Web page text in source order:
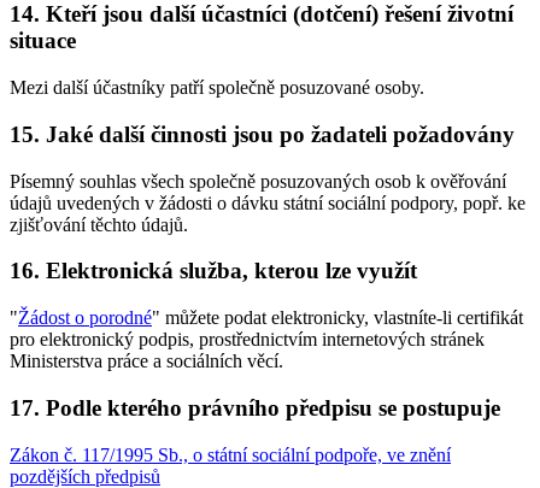
14. Kteří jsou další účastníci (dotčení) řešení životní
situace
Mezi další účastníky patří společně posuzované osoby.
15. Jaké další činnosti jsou po žadateli požadovány
Písemný souhlas všech společně posuzovaných osob k ověřování
údajů uvedených v žádosti o dávku státní sociální podpory, popř. ke
zjišťování těchto údajů.
16. Elektronická služba, kterou lze využít
"Žádost o porodné" můžete podat elektronicky, vlastníte-li certifikát
pro elektronický podpis, prostřednictvím internetových stránek
Ministerstva práce a sociálních věcí.
17. Podle kterého právního předpisu se postupuje
Zákon č. 117/1995 Sb., o státní sociální podpoře, ve znění
pozdějších předpisů